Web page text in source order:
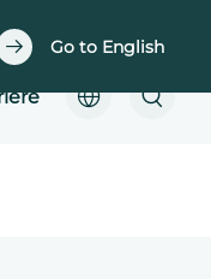
Go to English